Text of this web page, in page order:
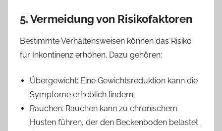
5. Vermeidung von Risikofaktoren
Bestimmte Verhaltensweisen können das Risiko
für Inkontinenz erhöhen. Dazu gehören:
Übergewicht: Eine Gewichtsreduktion kann die
Symptome erheblich lindern.
Rauchen: Rauchen kann zu chronischem
Husten führen, der den Beckenboden belastet.